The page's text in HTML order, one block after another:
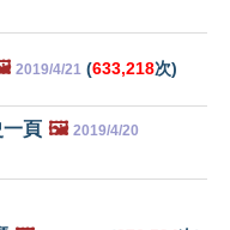
2019/4/21 (633,218次)
頁 🖼️ 2019/4/20